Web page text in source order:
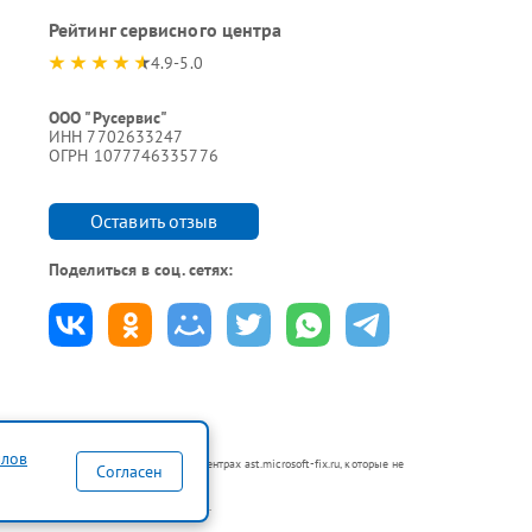
Рейтинг сервисного центра
4.9-5.0
ООО "Русервис"
ИНН 7702633247
ОГРН 1077746335776
Оставить отзыв
Поделиться в соц. сетях:
в неавторизованных сервисных центрах ast.microsoft-fix.ru, которые не
ремонту техники указанных брендов.
Согласен